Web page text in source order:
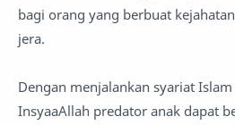
bagi orang yang berbuat
jera.
Dengan menjalankan syariat Islam
InsyaaAllah predator anak dapat